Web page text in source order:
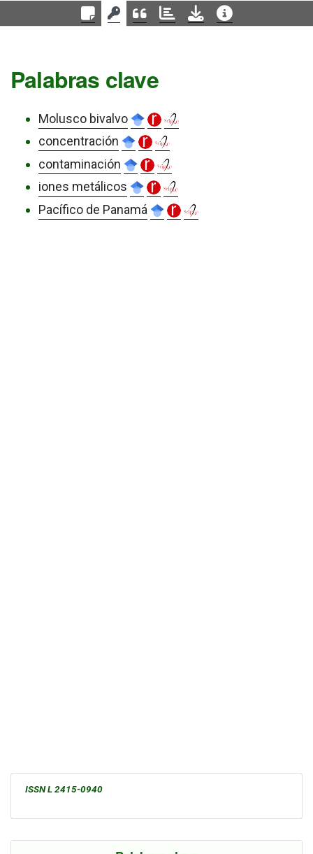
Palabras clave
Molusco bivalvo
concentración
contaminación
iones metálicos
Pacífico de Panamá
ISSN L 2415-0940